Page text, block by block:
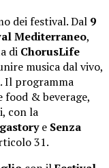
dei festival. Dal 9
Mediterraneo,
di ChorusLife
musica dal vivo,
Il programma
& beverage,
con la
e Senza
31.